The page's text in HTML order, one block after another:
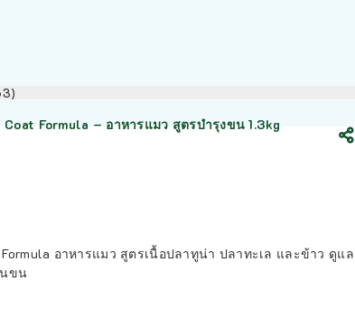
Formula – อาหารแมว สูตรบำรุงขน 1.3kg
อาหารแมว สูตรเนื้อปลาทูน่า ปลาทะเล และข้าว ดูแล
ขน